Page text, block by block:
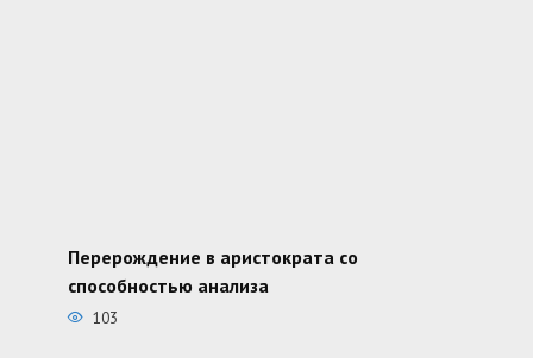
Перерождение в аристократа со
способностью анализа
103